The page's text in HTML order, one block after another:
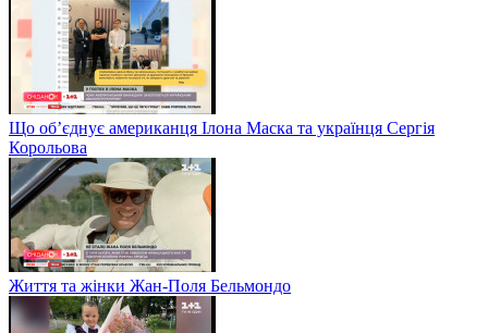
Що об’єднує американця Ілона Маска та українця Сергія
Корольова
Життя та жінки Жан-Поля Бельмондо